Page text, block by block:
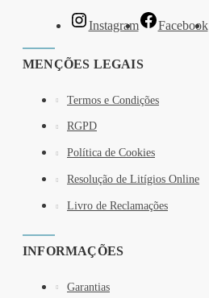
Instagram Facebook
MENÇÕES LEGAIS
Termos e Condições
RGPD
Política de Cookies
Resolução de Litígios Online
Livro de Reclamações
INFORMAÇÕES
Garantias